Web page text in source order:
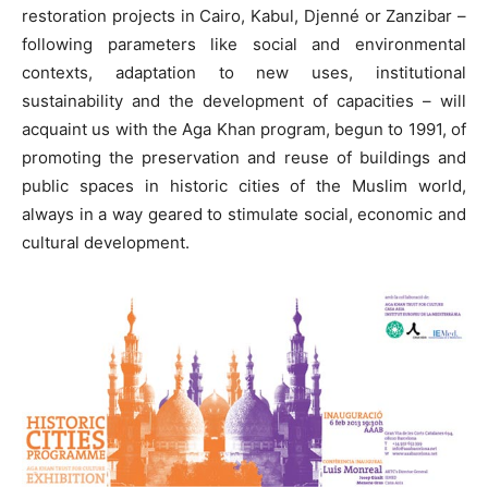
restoration projects in Cairo, Kabul, Djenné or Zanzibar –
following parameters like social and environmental
contexts, adaptation to new uses, institutional
sustainability and the development of capacities – will
acquaint us with the Aga Khan program, begun to 1991, of
promoting the preservation and reuse of buildings and
public spaces in historic cities of the Muslim world,
always in a way geared to stimulate social, economic and
cultural development.